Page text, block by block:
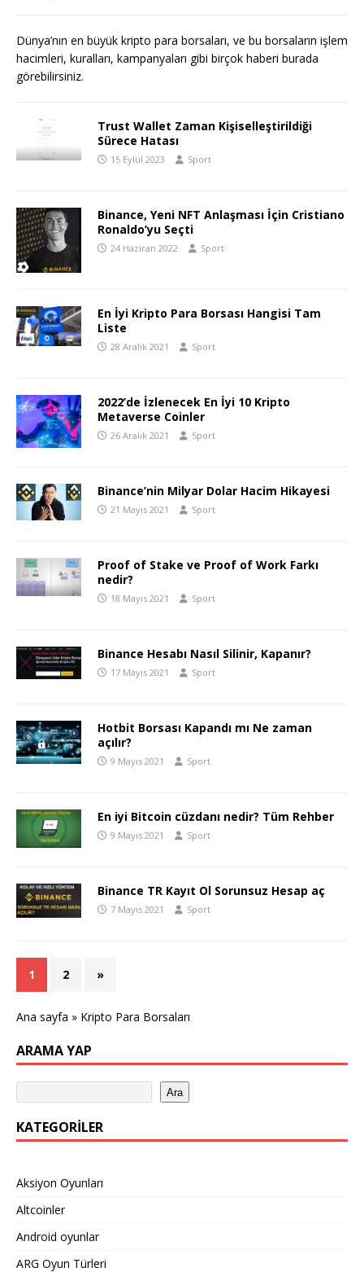
Dünya’nın en büyük kripto para borsaları, ve bu borsaların işlem
hacimleri, kuralları, kampanyaları gibi birçok haberi burada
görebilirsiniz.
Trust Wallet Zaman Kişiselleştirildiği
Sürece Hatası
15 Eylül 2023 Sport
Binance, Yeni NFT Anlaşması İçin Cristiano
Ronaldo’yu Seçti
24 Haziran 2022 Sport
En İyi Kripto Para Borsası Hangisi Tam
Liste
28 Aralık 2021 Sport
2022’de İzlenecek En İyi 10 Kripto
Metaverse Coinler
26 Aralık 2021 Sport
Binance’nin Milyar Dolar Hacim Hikayesi
21 Mayıs 2021 Sport
Proof of Stake ve Proof of Work Farkı
nedir?
18 Mayıs 2021 Sport
Binance Hesabı Nasıl Silinir, Kapanır?
17 Mayıs 2021 Sport
Hotbit Borsası Kapandı mı Ne zaman
açılır?
9 Mayıs 2021 Sport
En iyi Bitcoin cüzdanı nedir? Tüm Rehber
9 Mayıs 2021 Sport
Binance TR Kayıt Ol Sorunsuz Hesap aç
7 Mayıs 2021 Sport
1 2 »
Ana sayfa » Kripto Para Borsaları
ARAMA YAP
Ara
KATEGORILER
Aksiyon Oyunları
Altcoinler
Android oyunlar
ARG Oyun Türleri